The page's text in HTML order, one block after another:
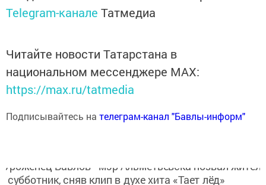
Telegram-канале Татмедиа
Читайте новости Татарстана в
национальном мессенджере MАХ:
https://max.ru/tatmedia
Подписывайтесь на телеграм-канал "Бавлы-информ"